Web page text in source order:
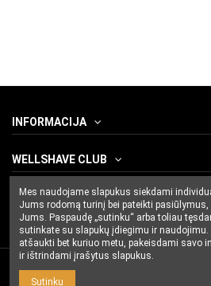
INFORMACIJA
WELLSHAVE CLUB
SUSISIEKITE SU MUMIS
Mes naudojame slapukus siekdami
Jums rodomą turinį bei pateikti
Jums. Paspaudę „sutinku“ arba toliau
sutinkate su slapukų įdiegimu ir
atšaukti bet kuriuo metu, pakeisdami savo
ir ištrindami įrašytus slapukus.
Sutinku